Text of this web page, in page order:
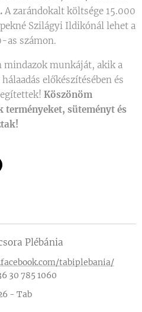
A zarándokalt költsége 15.000
Szilágyi Ildikónál lehet a
számon.
mindazok munkáját, akik a
előkészítésében és
Köszönöm
süteményt és
Plébánia
tabiplebania/
30 785 1060
- Tab